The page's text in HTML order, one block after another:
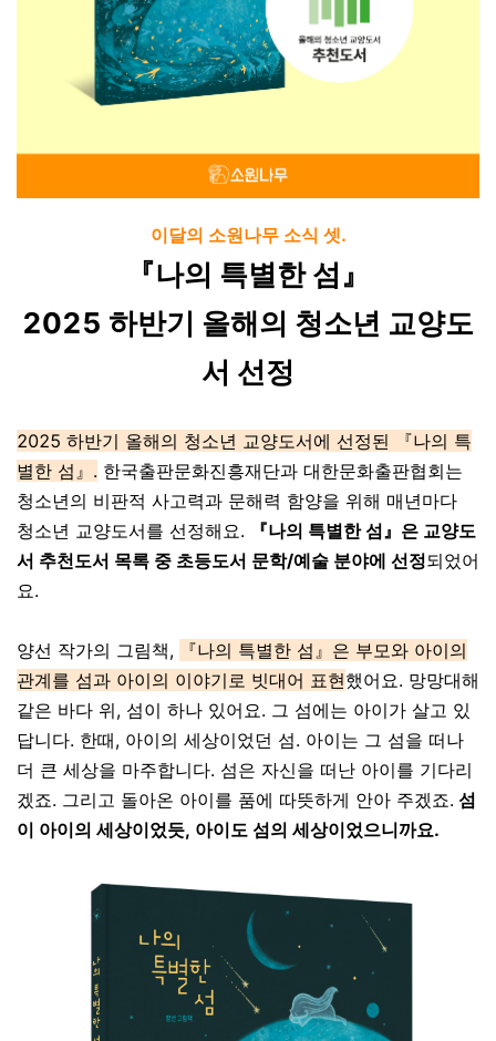
이달의 소원나무 소식 셋.
『나의 특별한 섬』
2025 하반기 올해의 청소년 교양도
서 선정
2025 하반기 올해의 청소년 교양도서에 선정된 『나의 특
별한 섬』. 한국출판문화진흥재단과 대한문화출판협회는
청소년의 비판적 사고력과 문해력 함양을 위해 매년마다
청소년 교양도서를 선정해요.
『나의 특별한 섬』은 교양도
서 추천도서 목록 중 초등도서 문학/예술 분야에 선정되었어
요.
양선 작가의 그림책,
『나의 특별한 섬』은 부모와 아이의
관계를 섬과 아이의 이야기로 빗대어 표현했어요. 망망대해
같은 바다 위, 섬이 하나 있어요. 그 섬에는 아이가 살고 있
답니다. 한때, 아이의 세상이었던 섬. 아이는 그 섬을 떠나
더 큰 세상을 마주합니다. 섬은 자신을 떠난 아이를 기다리
겠죠. 그리고 돌아온 아이를 품에 따뜻하게 안아 주겠죠. 섬
이 아이의 세상이었듯, 아이도 섬의 세상이었으니까요.